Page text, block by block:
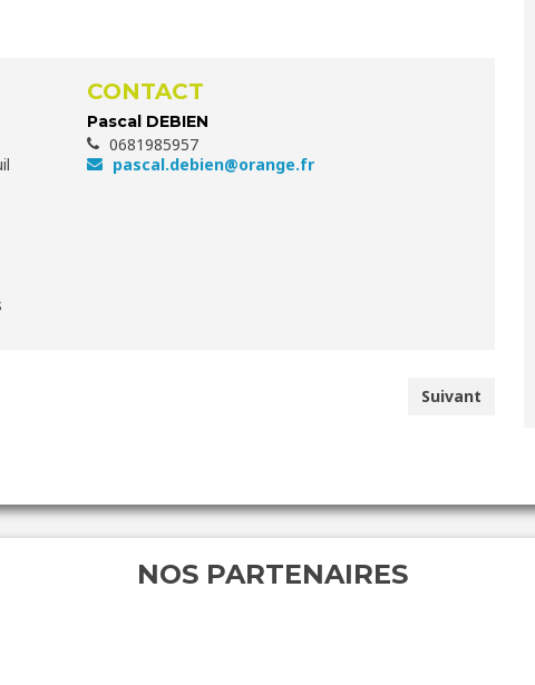
CONTACT
Pascal DEBIEN
0681985957
pascal.debien@orange.fr
Suivant
NOS PARTENAIRES